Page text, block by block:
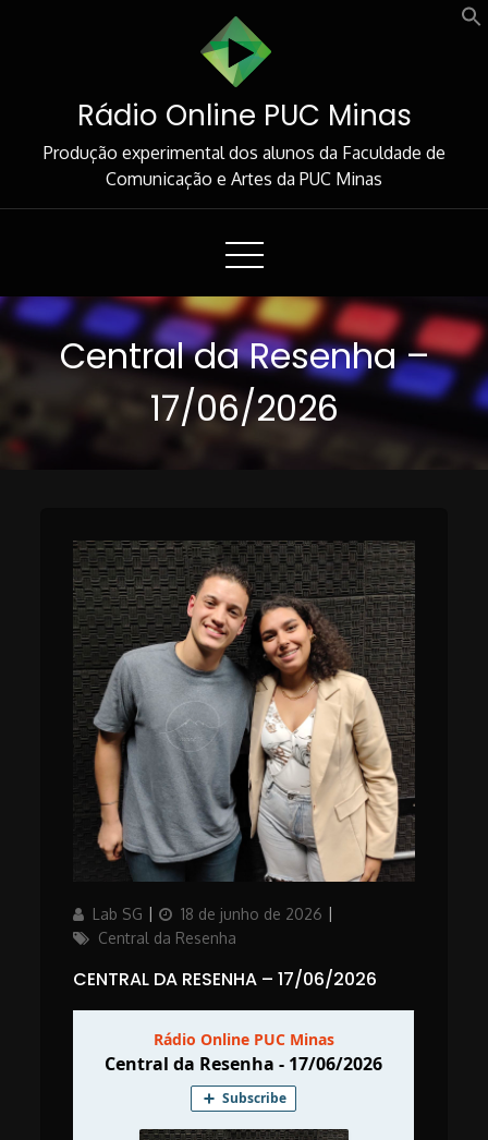
Rádio Online PUC Minas
Produção experimental dos alunos da Faculdade de
Comunicação e Artes da PUC Minas
Central da Resenha –
17/06/2026
AuthorLab SG
Updated
on
18 de junho de 2026
Central da Resenha
CENTRAL DA RESENHA – 17/06/2026